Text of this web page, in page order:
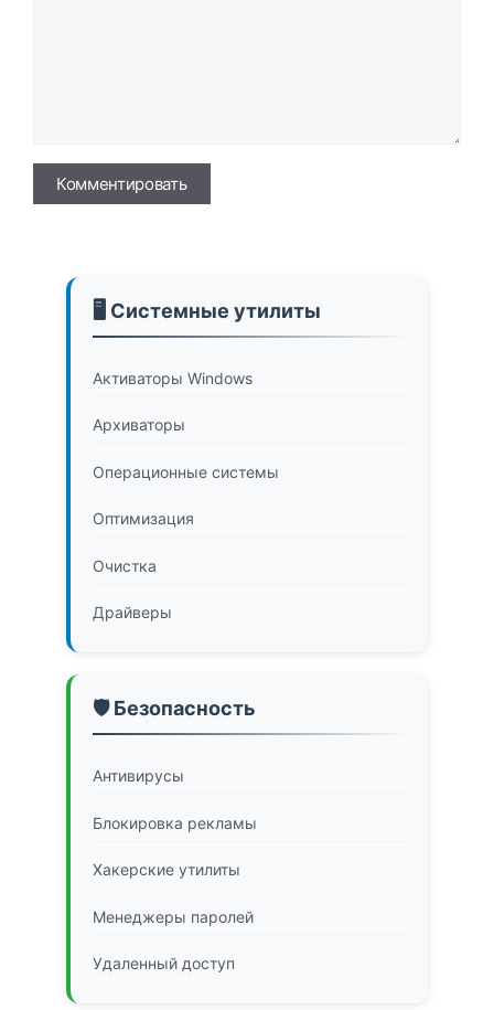
Имя
🖥️ Системные утилиты
Активаторы Windows
Архиваторы
Операционные системы
Оптимизация
Очистка
Драйверы
🛡️ Безопасность
Антивирусы
Блокировка рекламы
Хакерские утилиты
Менеджеры паролей
Удаленный доступ